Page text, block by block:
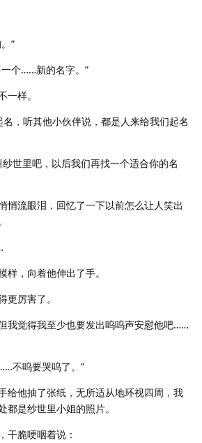
”
个……新的名字。”
一样。
，听其他小伙伴说，都是人来给我们起名
世里吧，以后我们再找一个适合你的名
悄流眼泪，回忆了一下以前怎么让人笑出
样，向着他伸出了手。
更厉害了。
我觉得我至少也要发出呜呜声安慰他吧……
不呜要哭呜了。”
给他抽了张纸，无所适从地环视四周，我
都是纱世里小姐的照片。
干脆哽咽着说：